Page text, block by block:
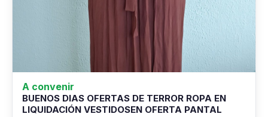
A convenir
BUENOS DIAS OFERTAS DE TERROR ROPA EN
LIQUIDACIÓN VESTIDOSEN OFERTA PANTAL